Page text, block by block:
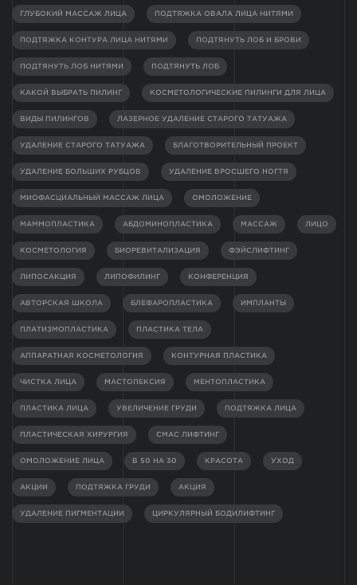
ГЛУБОКИЙ МАССАЖ ЛИЦА ПОДТЯЖКА ОВАЛА ЛИЦА НИТЯМИ
ПОДТЯЖКА КОНТУРА ЛИЦА НИТЯМИ ПОДТЯНУТЬ ЛОБ И БРОВИ
ПОДТЯНУТЬ ЛОБ НИТЯМИ ПОДТЯНУТЬ ЛОБ
КАКОЙ ВЫБРАТЬ ПИЛИНГ КОСМЕТОЛОГИЧЕСКИЕ ПИЛИНГИ ДЛЯ ЛИЦА
ВИДЫ ПИЛИНГОВ ЛАЗЕРНОЕ УДАЛЕНИЕ СТАРОГО ТАТУАЖА
УДАЛЕНИЕ СТАРОГО ТАТУАЖА БЛАГОТВОРИТЕЛЬНЫЙ ПРОЕКТ
УДАЛЕНИЕ БОЛЬШИХ РУБЦОВ УДАЛЕНИЕ ВРОСШЕГО НОГТЯ
МИОФАСЦИАЛЬНЫЙ МАССАЖ ЛИЦА ОМОЛОЖЕНИЕ
МАММОПЛАСТИКА АБДОМИНОПЛАСТИКА МАССАЖ ЛИЦО
КОСМЕТОЛОГИЯ БИОРЕВИТАЛИЗАЦИЯ ФЭЙСЛИФТИНГ
ЛИПОСАКЦИЯ ЛИПОФИЛИНГ КОНФЕРЕНЦИЯ
АВТОРСКАЯ ШКОЛА БЛЕФАРОПЛАСТИКА ИМПЛАНТЫ
ПЛАТИЗМОПЛАСТИКА ПЛАСТИКА ТЕЛА
АППАРАТНАЯ КОСМЕТОЛОГИЯ КОНТУРНАЯ ПЛАСТИКА
ЧИСТКА ЛИЦА МАСТОПЕКСИЯ МЕНТОПЛАСТИКА
ПЛАСТИКА ЛИЦА УВЕЛИЧЕНИЕ ГРУДИ ПОДТЯЖКА ЛИЦА
ПЛАСТИЧЕСКАЯ ХИРУРГИЯ СМАС ЛИФТИНГ
ОМОЛОЖЕНИЕ ЛИЦА В 50 НА 30 КРАСОТА УХОД
АКЦИИ ПОДТЯЖКА ГРУДИ АКЦИЯ
УДАЛЕНИЕ ПИГМЕНТАЦИИ ЦИРКУЛЯРНЫЙ БОДИЛИФТИНГ